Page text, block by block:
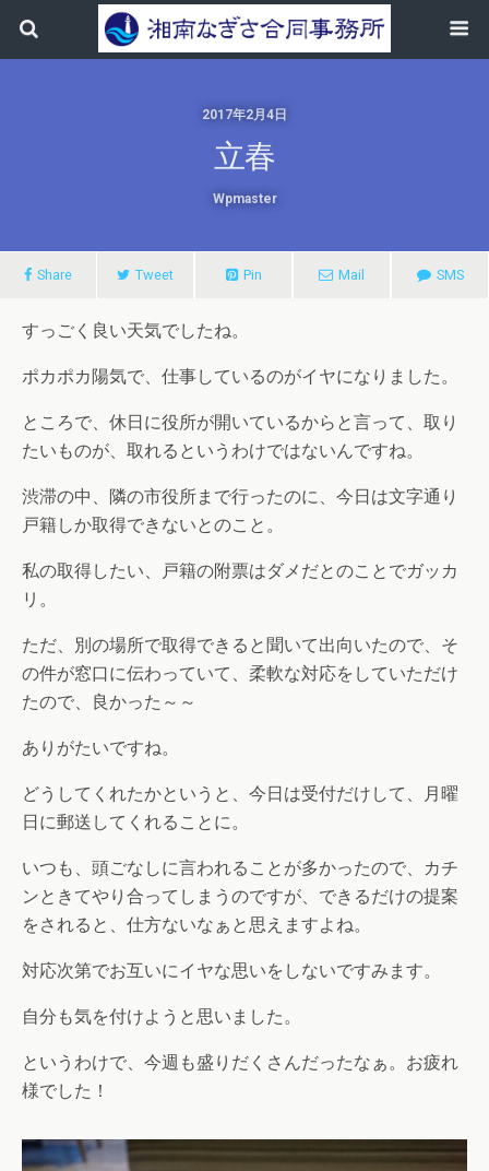
2017年2月4日
立春
Wpmaster
Share Tweet Pin Mail SMS
すっごく良い天気でしたね。
ポカポカ陽気で、仕事しているのがイヤになりました。
ところで、休日に役所が開いているからと言って、取り
たいものが、取れるというわけではないんですね。
渋滞の中、隣の市役所まで行ったのに、今日は文字通り
戸籍しか取得できないとのこと。
私の取得したい、戸籍の附票はダメだとのことでガッカ
リ。
ただ、別の場所で取得できると聞いて出向いたので、そ
の件が窓口に伝わっていて、柔軟な対応をしていただけ
たので、良かった～～
ありがたいですね。
どうしてくれたかというと、今日は受付だけして、月曜
日に郵送してくれることに。
いつも、頭ごなしに言われることが多かったので、カチ
ンときてやり合ってしまうのですが、できるだけの提案
をされると、仕方ないなぁと思えますよね。
対応次第でお互いにイヤな思いをしないですみます。
自分も気を付けようと思いました。
というわけで、今週も盛りだくさんだったなぁ。お疲れ
様でした！